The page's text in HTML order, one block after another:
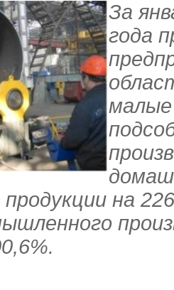
За
года
малые
продукции на